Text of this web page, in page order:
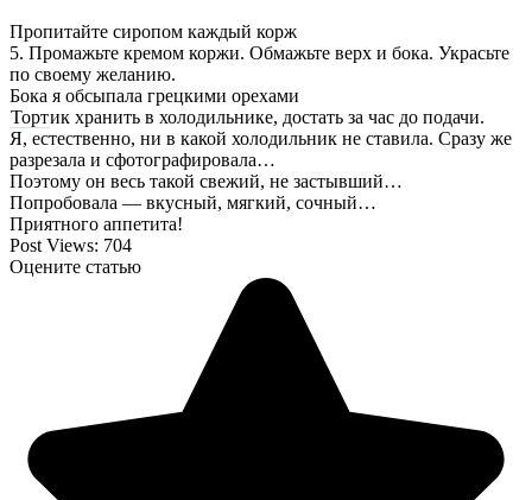
Пропитайте сиропом каждый корж
5. Промажьте кремом коржи. Обмажьте верх и бока. Украсьте
по своему желанию.
Бока я обсыпала грецкими орехами
Тортик хранить в холодильнике, достать за час до подачи.
Я, естественно, ни в какой холодильник не ставила. Сразу же
разрезала и сфотографировала…
Поэтому он весь такой свежий, не застывший…
Попробовала — вкусный, мягкий, сочный…
Приятного аппетита!
Post Views: 704
Оцените статью